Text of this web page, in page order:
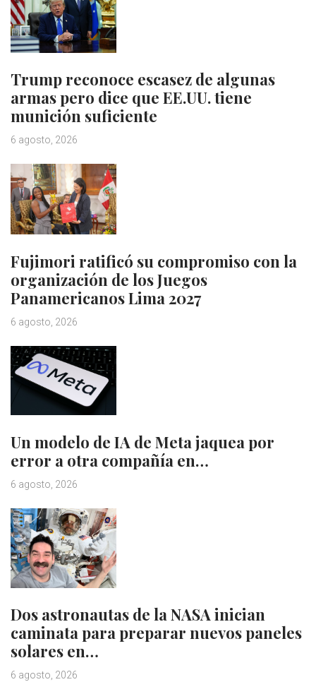
Trump reconoce escasez de algunas
armas pero dice que EE.UU. tiene
munición suficiente
6 agosto, 2026
Fujimori ratificó su compromiso con la
organización de los Juegos
Panamericanos Lima 2027
6 agosto, 2026
Un modelo de IA de Meta jaquea por
error a otra compañía en…
6 agosto, 2026
Dos astronautas de la NASA inician
caminata para preparar nuevos paneles
solares en…
6 agosto, 2026